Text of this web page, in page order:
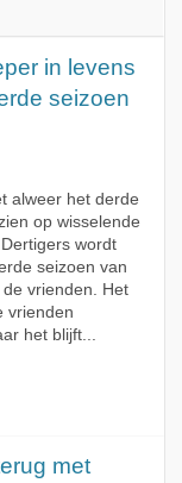
in levens
seizoen
alweer het derde
op wisselende
wordt
seizoen van
vrienden. Het
vrienden
het blijft...
met